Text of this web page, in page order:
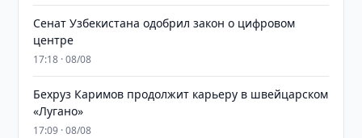
Сенат Узбекистана одобрил закон о цифровом
центре
17:18 · 08/08
Бехруз Каримов продолжит карьеру в швейцарском
«Лугано»
17:09 · 08/08